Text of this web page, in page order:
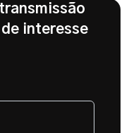
interesse